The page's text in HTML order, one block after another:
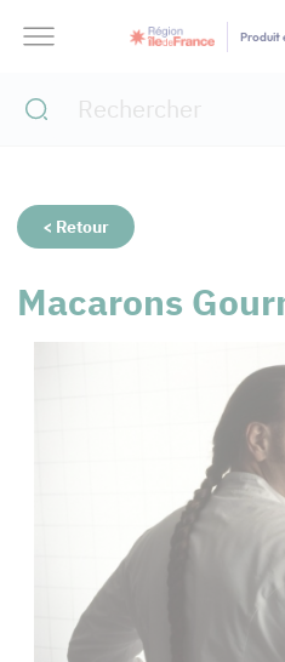
Produit
< Retour
Macarons